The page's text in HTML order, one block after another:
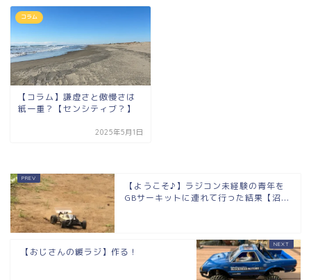
コラム
【コラム】謙虚さと傲慢さは
紙一重？【センシティブ？】
2025年5月1日
【ようこそ♪】ラジコン未経験の青年を
GBサーキットに連れて行った結果【沼...
【おじさんの緩ラジ】作る！